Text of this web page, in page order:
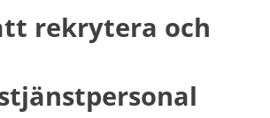
rekrytera och